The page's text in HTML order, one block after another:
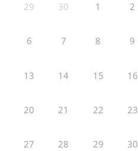
29 30 1 2
6 7 8 9
13 14 15 16
20 21 22 23
27 28 29 30